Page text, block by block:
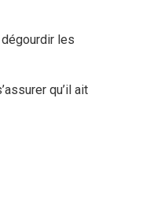
les
qu’il ait